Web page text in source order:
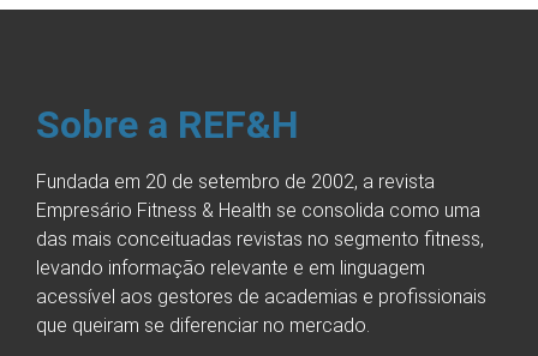
Sobre a REF&H
Fundada em 20 de setembro de 2002, a revista
Empresário Fitness & Health se consolida como uma
das mais conceituadas revistas no segmento fitness,
levando informação relevante e em linguagem
acessível aos gestores de academias e profissionais
que queiram se diferenciar no mercado.